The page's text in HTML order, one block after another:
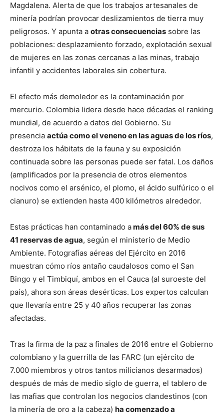
Magdalena. Alerta de que los trabajos artesanales de
minería podrían provocar deslizamientos de tierra muy
peligrosos. Y apunta a otras consecuencias sobre las
poblaciones: desplazamiento forzado, explotación sexual
de mujeres en las zonas cercanas a las minas, trabajo
infantil y accidentes laborales sin cobertura.
El efecto más demoledor es la contaminación por
mercurio. Colombia lidera desde hace décadas el ranking
mundial, de acuerdo a datos del Gobierno. Su
presencia actúa como el veneno en las aguas de los ríos,
destroza los hábitats de la fauna y su exposición
continuada sobre las personas puede ser fatal. Los daños
(amplificados por la presencia de otros elementos
nocivos como el arsénico, el plomo, el ácido sulfúrico o el
cianuro) se extienden hasta 400 kilómetros alrededor.
Estas prácticas han contaminado amás del 60% de sus
41 reservas de agua, según el ministerio de Medio
Ambiente. Fotografías aéreas del Ejército en 2016
muestran cómo ríos antaño caudalosos como el San
Bingo y el Timbiquí, ambos en el Cauca (al suroeste del
país), ahora son áreas desérticas. Los expertos calculan
que llevaría entre 25 y 40 años recuperar las zonas
afectadas.
Tras la firma de la paz a finales de 2016 entre el Gobierno
colombiano y la guerrilla de las FARC (un ejército de
7.000 miembros y otros tantos milicianos desarmados)
después de más de medio siglo de guerra, el tablero de
las mafias que controlan los negocios clandestinos (con
la minería de oro a la cabeza) ha comenzado a